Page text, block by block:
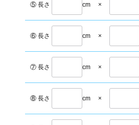
⑤ 長さ cm ×
⑥ 長さ cm ×
⑦ 長さ cm ×
⑧ 長さ cm ×